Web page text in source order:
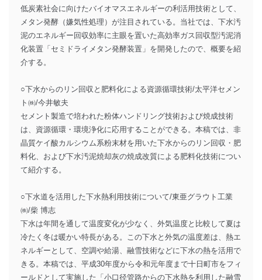
低炭素社会に向けたバイオマスエネルギーの利活用技術として、
メタン発酵（嫌気性処理）が注目されている。当社では、下水汚
泥のエネルギー回収効率に主眼を置いた高効率ガス回収型汚泥消
化装置「セミドライメタン発酵装置」を開発したので、概要を紹
介する。
○下水からのリン回収と肥料化による資源循環技術/太平洋セメン
ト㈱/今井敏夫
セメント製造で培われた粉体ハンドリング技術および焼成技術
は、資源循環・環境浄化に応用することができる。本稿では、非
晶質ケイ酸カルシウム系粉末材を用いた下水からのリン回収・肥
料化、および下水汚泥焼却灰の焼成改質による肥料化技術につい
て紹介する。
○下水道を活用した下水熱利用技術について/東亜グラウト工業
㈱/柴 博志
下水は年間を通して温度変化が少なく、外気温度と比較して夏は
冷たく冬は暖かい特長がある。この下水と外気の温度差は、熱エ
ネルギーとして、空調や給湯、融雪技術などに下水の熱を活用で
きる。本稿では、平成30年度から令和元年度まで十日町市をフィ
ールドとして実施した「小口径管路からの下水熱を利用した融雪